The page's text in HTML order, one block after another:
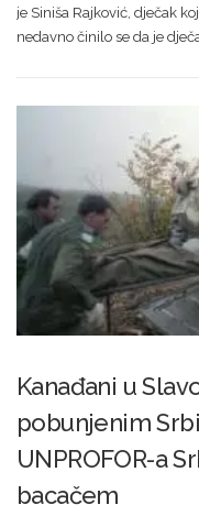
je Siniša Rajković, dječak
nedavno činilo se da je
Kanađani u
pobunjenim
UNPROFOR-a
bacačem